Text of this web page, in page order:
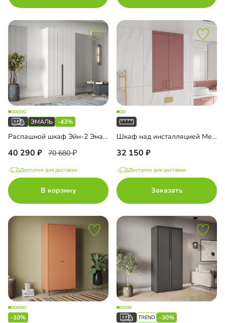
-43%
Распашной шкаф Эйн-2 Эмаль Декор 2
40 290 70 680
Доступно для доставки
В корзину
Шкаф над инсталляцией Ментон-1
32 150
Доступно для доставки
Заказать
-10% -30%